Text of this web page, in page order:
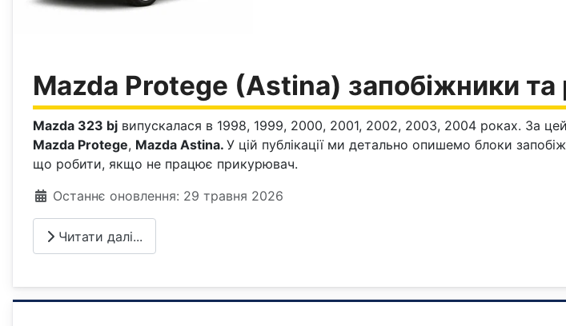
Mazda Protege (Astina) запобіжники та
Mazda 323 bj випускалася в 1998, 1999, 2000, 2001, 2002, 2003, 2004 роках. За
Mazda Protege, Mazda Astina. У цій публікації ми детально опишемо блоки
що робити, якщо не працює прикурювач.
Деталі
Останнє оновлення: 29 травня 2026
Читати далі...